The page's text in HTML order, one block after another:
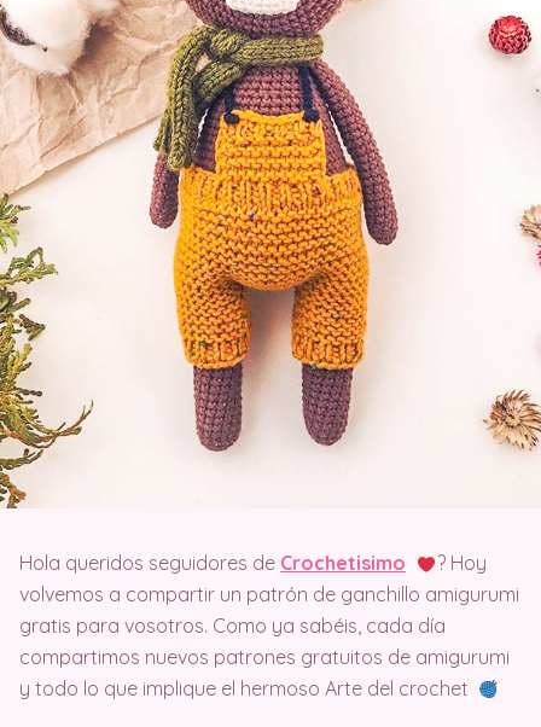
Hola queridos seguidores de Crochetisimo
? Hoy
volvemos a compartir un patrón de ganchillo amigurumi
gratis para vosotros. Como ya sabéis, cada día
compartimos nuevos patrones gratuitos de amigurumi
y todo lo que implique el hermoso Arte del crochet